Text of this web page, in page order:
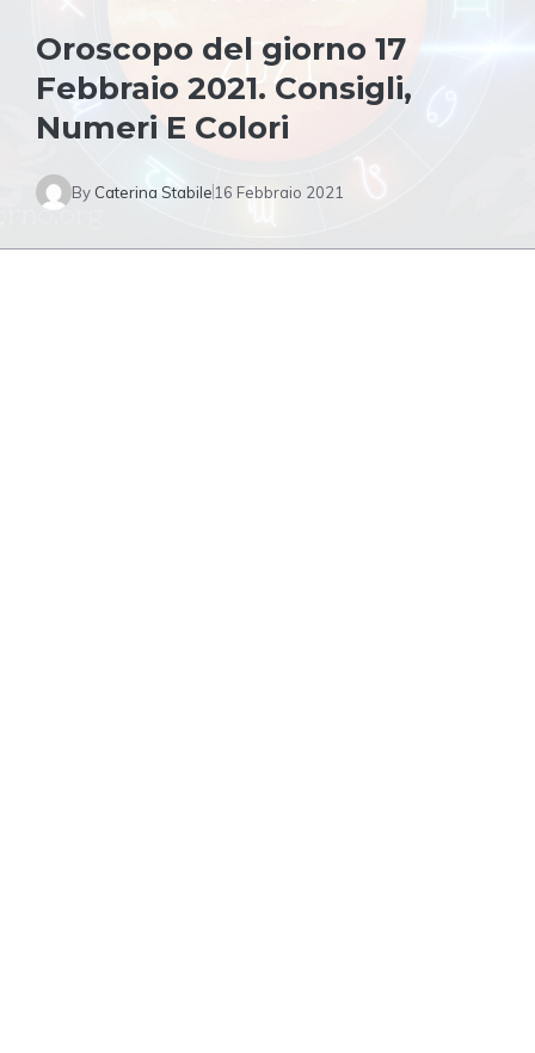
Oroscopo del giorno 17
Febbraio 2021. Consigli,
Numeri E Colori
By Caterina Stabile 16 Febbraio 2021